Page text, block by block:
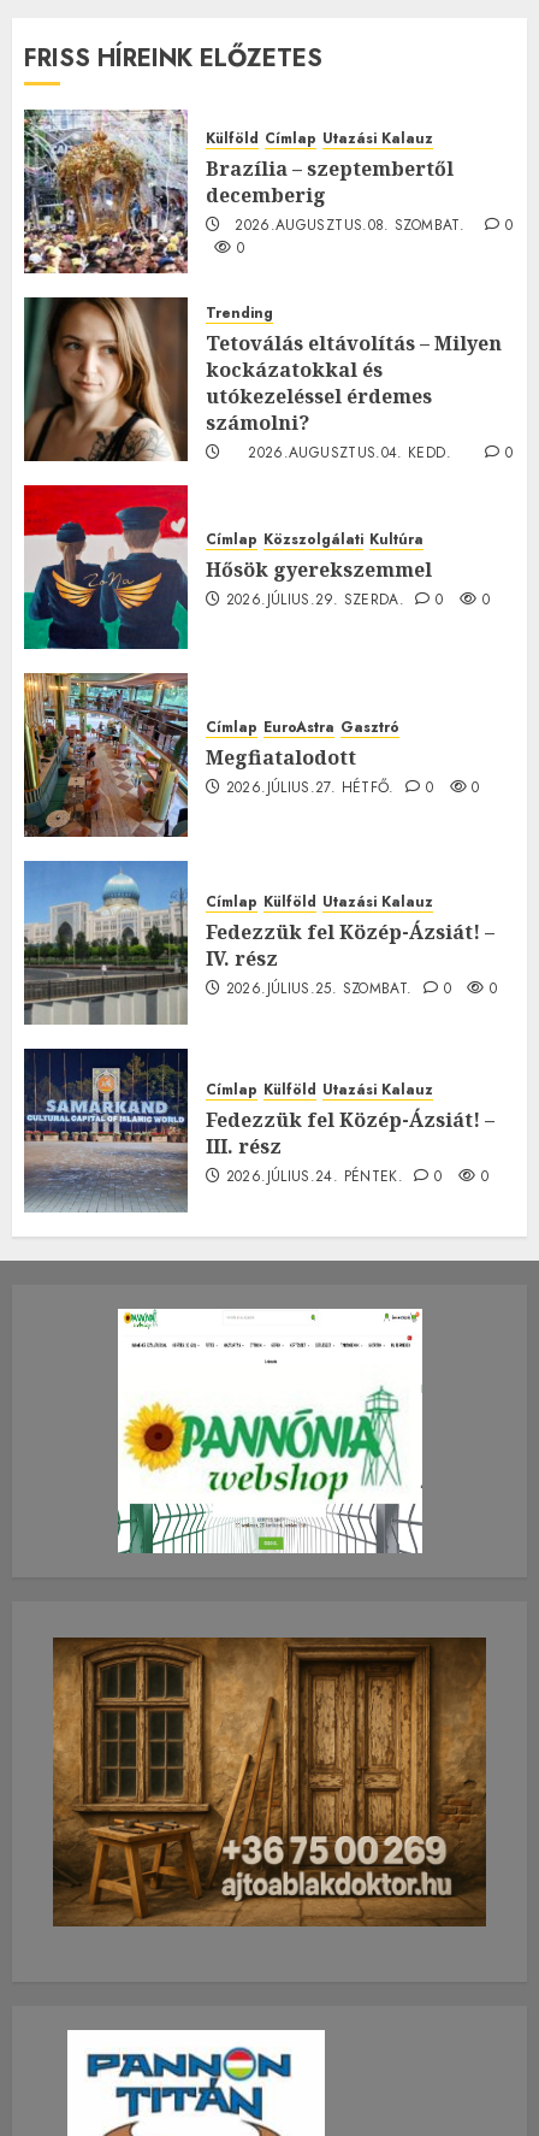
FRISS HÍREINK ELŐZETES
Külföld Címlap Utazási Kalauz
Brazília – szeptembertől
decemberig
2026.AUGUSZTUS.08. SZOMBAT.
0
0
Trending
Tetoválás eltávolítás – Milyen
kockázatokkal és
utókezeléssel érdemes
számolni?
2026.AUGUSZTUS.04. KEDD.
0
Címlap Közszolgálati Kultúra
Hősök gyerekszemmel
2026.JÚLIUS.29. SZERDA. 0 0
Címlap EuroAstra Gasztró
Megfiatalodott
2026.JÚLIUS.27. HÉTFŐ. 0 0
Címlap Külföld Utazási Kalauz
Fedezzük fel Közép-Ázsiát! –
IV. rész
2026.JÚLIUS.25. SZOMBAT. 0 0
Címlap Külföld Utazási Kalauz
Fedezzük fel Közép-Ázsiát! –
III. rész
2026.JÚLIUS.24. PÉNTEK. 0 0